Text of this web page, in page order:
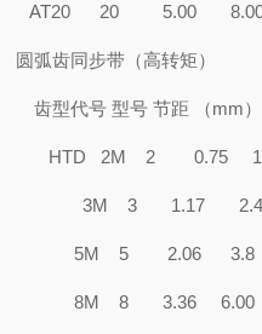
AT20 20 5.00
圆弧齿同步带（高转矩）
齿型代号 型号 节距 （mm
HTD 2M 2 0.75
3M 3 1.17
5M 5 2.06
8M 8 3.36